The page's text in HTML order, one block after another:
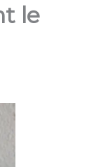
le